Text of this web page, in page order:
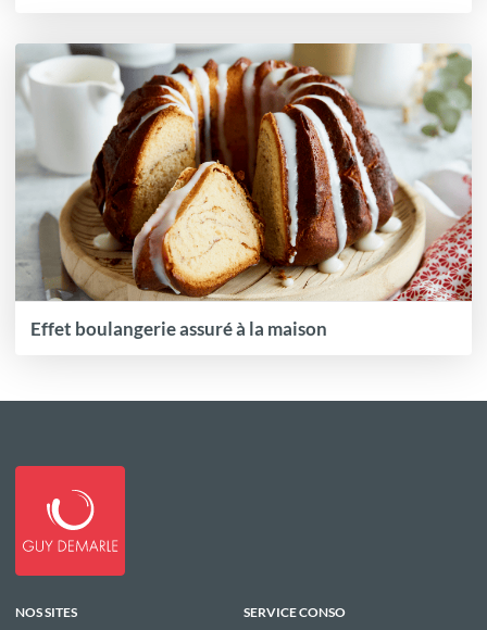
Effet boulangerie assuré à la maison
NOS SITES SERVICE CONSO